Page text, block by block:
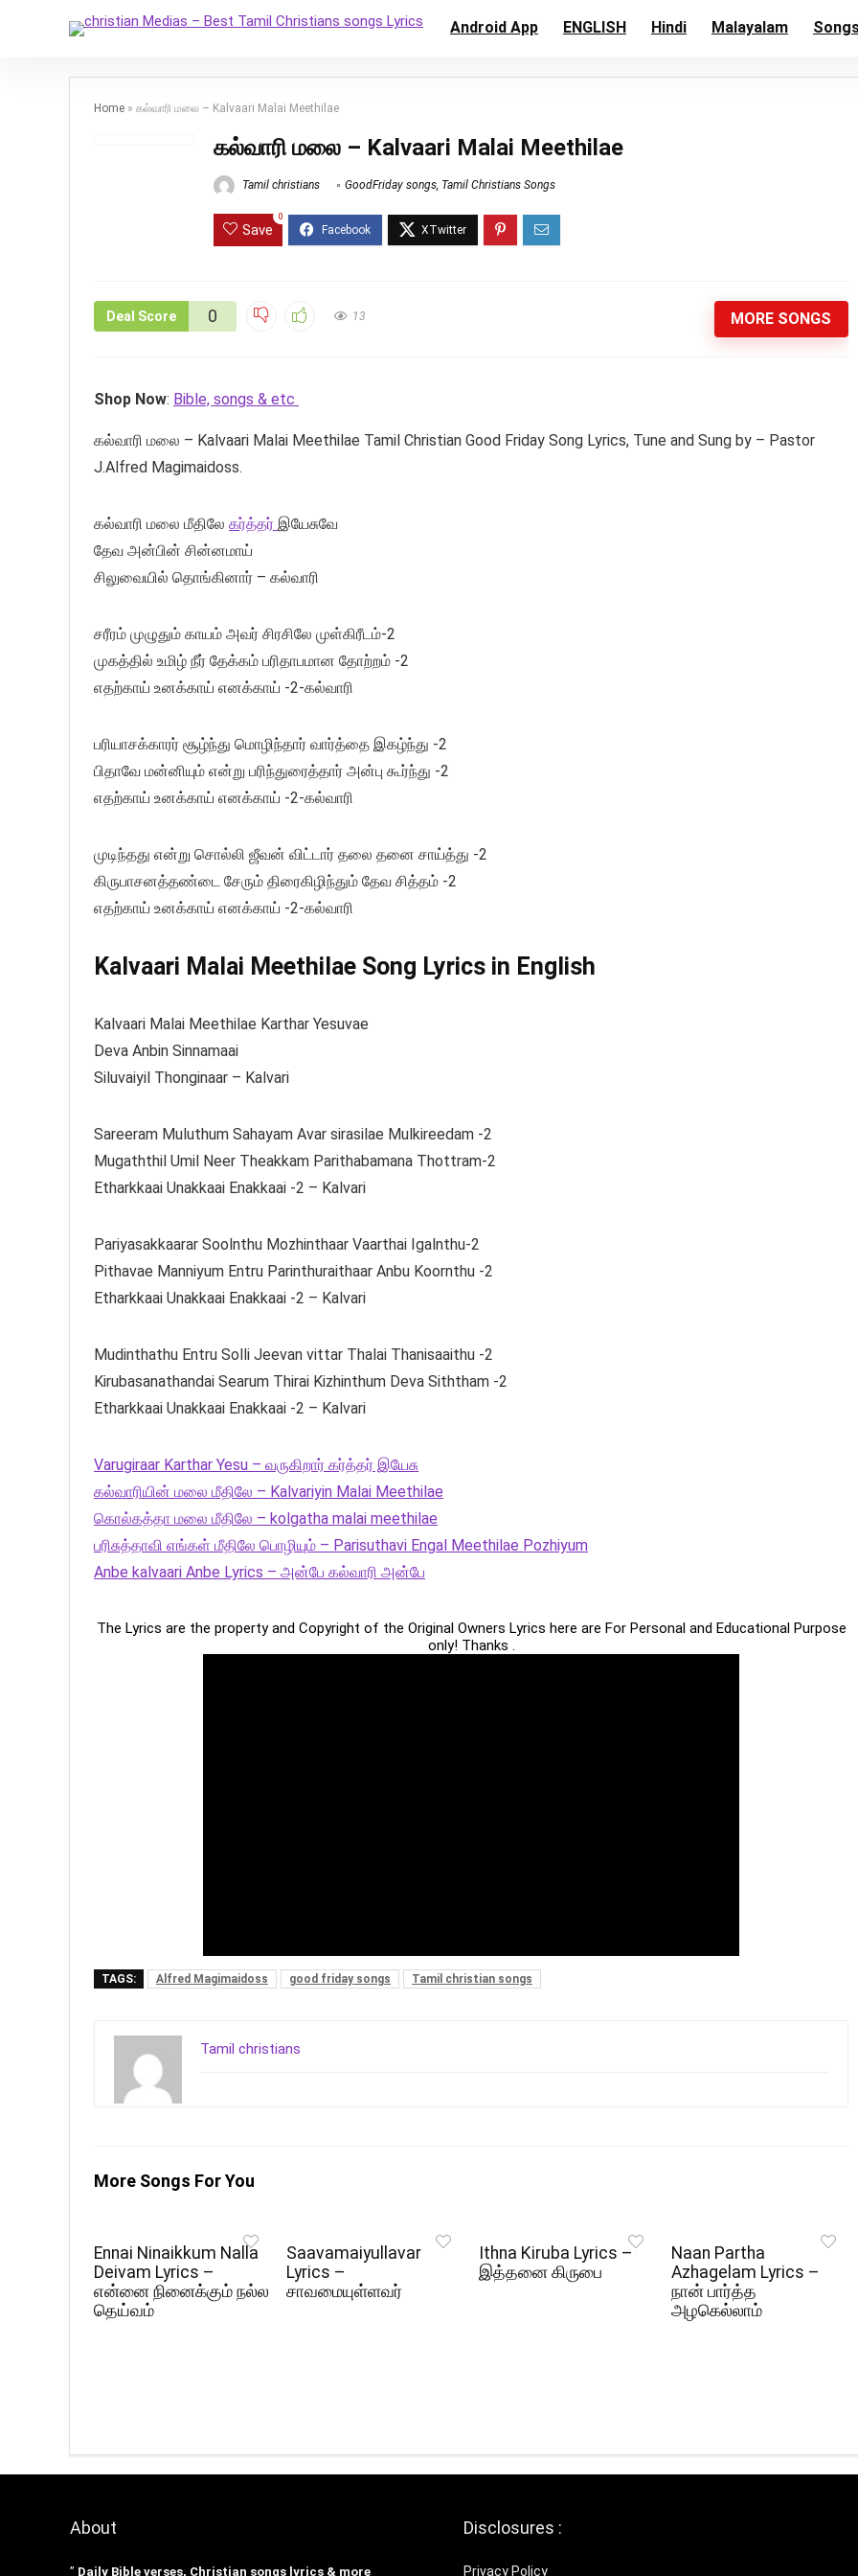
Android App ENGLISH Hindi Malayalam
Home » கல்வாரி மலை – Kalvaari Malai Meethilae
கல்வாரி மலை – Kalvaari Malai Meethilae
Tamil christians GoodFriday songs, Tamil Christians Songs
Save
0
Deal Score 0 13 MORE SONGS
Shop Now: Bible, songs & etc
கல்வாரி மலை – Kalvaari Malai Meethilae Tamil Christian Good Friday Song Lyrics, Tune and Sung by – Pastor
J.Alfred Magimaidoss.
கல்வாரி மலை மீதிலே கர்த்தர் இயேசுவே
தேவ அன்பின் சின்னமாய்
சிலுவையில் தொங்கினார் – கல்வாரி
சரீரம் முழுதும் காயம் அவர் சிரசிலே முள்கிரீடம்-2
முகத்தில் உமிழ் நீர் தேக்கம் பரிதாபமான தோற்றம் -2
எதற்காய் உனக்காய் எனக்காய் -2-கல்வாரி
பரியாசக்காரர் சூழ்ந்து மொழிந்தார் வார்த்தை இகழ்ந்து -2
பிதாவே மன்னியும் என்று பரிந்துரைத்தார் அன்பு கூர்ந்து -2
எதற்காய் உனக்காய் எனக்காய் -2-கல்வாரி
முடிந்தது என்று சொல்லி ஜீவன் விட்டார் தலை தனை சாய்த்து -2
கிருபாசனத்தண்டை சேரும் திரைகிழிந்தும் தேவ சித்தம் -2
எதற்காய் உனக்காய் எனக்காய் -2-கல்வாரி
Kalvaari Malai Meethilae Song Lyrics in English
Kalvaari Malai Meethilae Karthar Yesuvae
Deva Anbin Sinnamaai
Siluvaiyil Thonginaar – Kalvari
Sareeram Muluthum Sahayam Avar sirasilae Mulkireedam -2
Mugaththil Umil Neer Theakkam Parithabamana Thottram-2
Etharkkaai Unakkaai Enakkaai -2 – Kalvari
Pariyasakkaarar Soolnthu Mozhinthaar Vaarthai Igalnthu-2
Pithavae Manniyum Entru Parinthuraithaar Anbu Koornthu -2
Etharkkaai Unakkaai Enakkaai -2 – Kalvari
Mudinthathu Entru Solli Jeevan vittar Thalai Thanisaaithu -2
Kirubasanathandai Searum Thirai Kizhinthum Deva Siththam -2
Etharkkaai Unakkaai Enakkaai -2 – Kalvari
Varugiraar Karthar Yesu – வருகிறார் கர்த்தர் இயேசு
கல்வாரியின் மலை மீதிலே – Kalvariyin Malai Meethilae
கொல்கத்தா மலை மீதிலே – kolgatha malai meethilae
பரிசுத்தாவி எங்கள் மீதிலே பொழியும் – Parisuthavi Engal Meethilae Pozhiyum
Anbe kalvaari Anbe Lyrics – அன்பே கல்வாரி அன்பே
The Lyrics are the property and Copyright of the Original Owners Lyrics here are For Personal and Educational Purpose
only! Thanks .
TAGS: Alfred Magimaidoss good friday songs Tamil christian songs
Tamil christians
More Songs For You
Ennai Ninaikkum Nalla
Deivam Lyrics –
என்னை நினைக்கும் நல்ல
தெய்வம்
Saavamaiyullavar
Lyrics –
சாவமையுள்ளவர்
Ithna Kiruba Lyrics –
இத்தனை கிருபை
Naan Partha
Azhagelam Lyrics –
நான் பார்த்த
அழகெல்லாம்
About
” Daily Bible verses, Christian songs lyrics & more
Disclosures :
Privacy Policy